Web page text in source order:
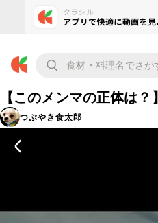
【このメンマの正体は？】
つぶやき食太郎